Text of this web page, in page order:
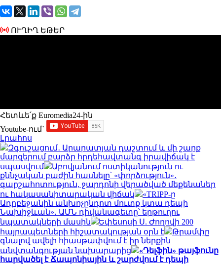
ՈՒՂԻՂ ԵԹԵՐ
Հետևե՛ք Euromedia24-ին
Youtube-ում`
Լրահոս
Զգուշացում․ Արարատյան դաշտում և մի շարք
մարզերում բարձր հրդեհավտանգ իրավիճակ է
սպասվում
Աբովյանում ոստիկանություն ու
քննչական բաժին հասնելը՝ «փորձություն»․
գարշահոտություն, ջարդոնի վերածված մեքենաներ
ու հակասանիտարական վիճակ
«TRIPP-ը
Ադրբեջանին անխոչընդոտ մուտք կտա դեպի
Նախիջևան»․ ԱՄՆ դիվանագետը՝ երթուղու
նպատակների մասին
Եփեսոսի Ս. Ժողովի 200
հայրապետների հիշատակության օրն է
Թրամփը
գնալով ավելի հիասթափվում է իր ներքին
անվտանգության նախարարից
«Դելֆին» թայֆունը
հարվածել է Ճապոնիային և շարժվում է դեպի